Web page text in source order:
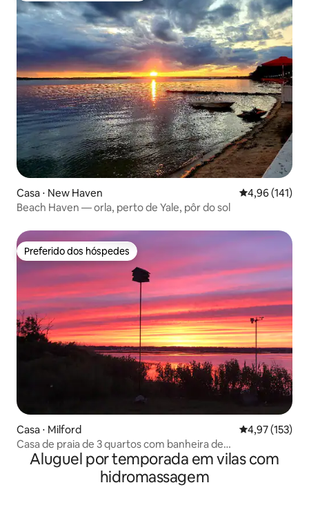
Casa ⋅ New Haven 4,96 de uma
4,96 (141)
Beach Haven — orla, perto de Yale, pôr do sol
Preferido dos hóspedes
Preferido dos hóspedes
Casa ⋅ Milford 4,97 de uma
4,97 (153)
Casa de praia de 3 quartos com banheira de
hidromassagem!
Aluguel por temporada em vilas com
hidromassagem